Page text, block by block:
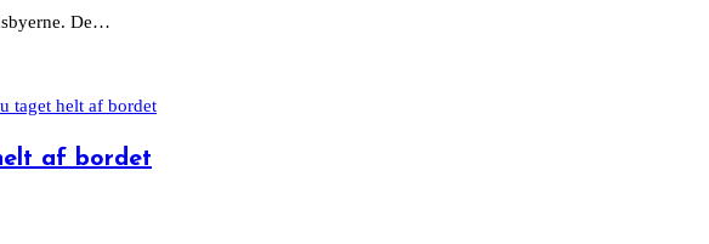
De…
af bordet